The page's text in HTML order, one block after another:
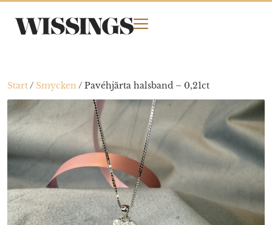
Start/ Smycken / Pavéhjärta halsband – 0,21ct